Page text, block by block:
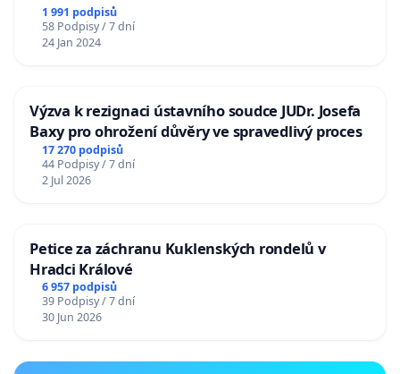
1 991 podpisů
58 Podpisy / 7 dní
24 Jan 2024
Výzva k rezignaci ústavního soudce JUDr. Josefa
Baxy pro ohrožení důvěry ve spravedlivý proces
17 270 podpisů
44 Podpisy / 7 dní
2 Jul 2026
Petice za záchranu Kuklenských rondelů v
Hradci Králové
6 957 podpisů
39 Podpisy / 7 dní
30 Jun 2026